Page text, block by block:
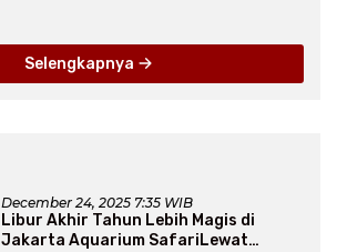
Selengkapnya
December 24, 2025 7:35 WIB
Libur Akhir Tahun Lebih Magis di
Jakarta Aquarium SafariLewat